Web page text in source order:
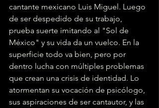
cantante mexicano Luis Miguel. Luego
de ser despedido de su trabajo,
prueba suerte imitando al "Sol de
México" y su vida da un vuelco. En la
superficie todo va bien, pero por
dentro lucha con múltiples problemas
que crean una crisis de identidad. Lo
atormentan su vocación de psicólogo,
sus aspiraciones de ser cantautor, y las